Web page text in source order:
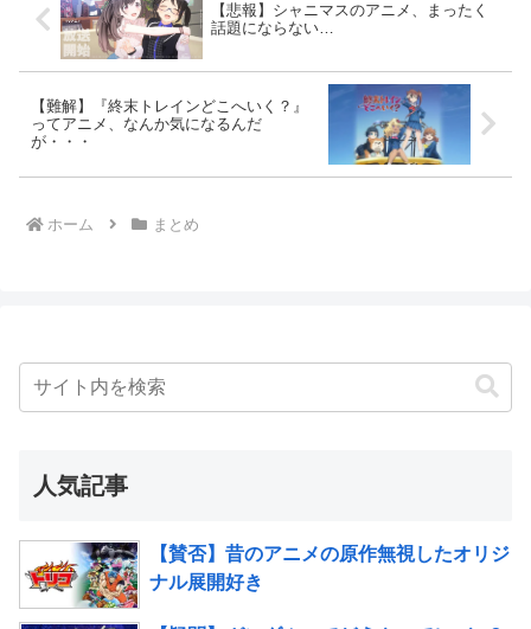
【悲報】シャニマスのアニメ、まったく
話題にならない…
【難解】『終末トレインどこへいく？』
ってアニメ、なんか気になるんだ
が・・・
ホーム まとめ
人気記事
【賛否】昔のアニメの原作無視したオリジ
ナル展開好き